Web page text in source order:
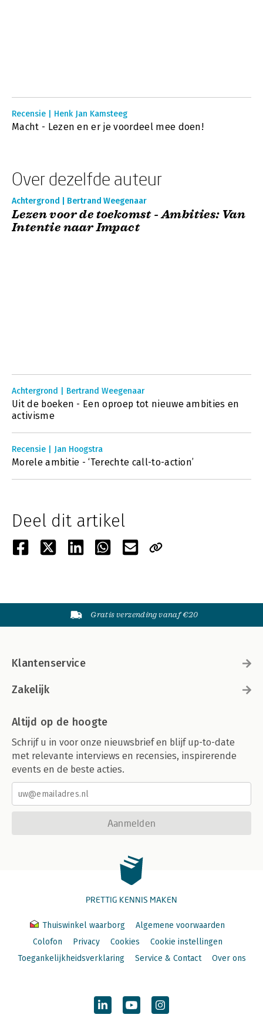
Recensie | Henk Jan Kamsteeg
Macht - Lezen en er je voordeel mee doen!
Over dezelfde auteur
Achtergrond | Bertrand Weegenaar
Lezen voor de toekomst - Ambities: Van
Intentie naar Impact
Achtergrond | Bertrand Weegenaar
Uit de boeken - Een oproep tot nieuwe ambities en
activisme
Recensie | Jan Hoogstra
Morele ambitie - ‘Terechte call-to-action’
Deel dit artikel
Gratis verzending vanaf €20
Klantenservice
Zakelijk
Altijd op de hoogte
Schrijf u in voor onze nieuwsbrief en blijf up-to-date
met relevante interviews en recensies, inspirerende
events en de beste acties.
Aanmelden
PRETTIG KENNIS MAKEN
Thuiswinkel waarborg
Algemene voorwaarden
Colofon
Privacy Cookies
Cookie instellingen
Toegankelijkheidsverklaring
Service & Contact Over ons